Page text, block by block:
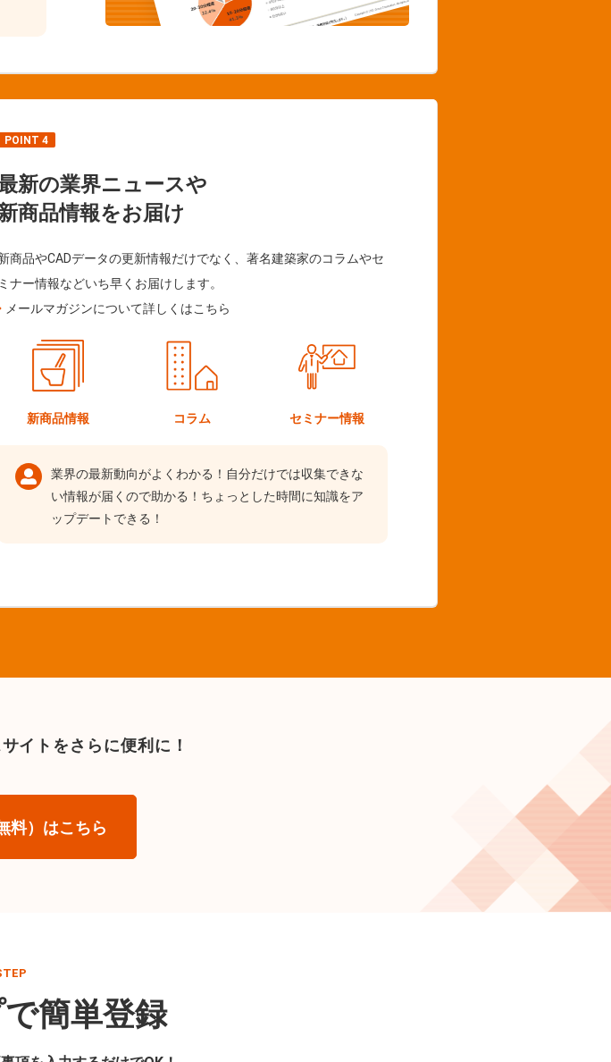
POINT 4
新の業界ニュースや
商品情報をお届け
商品やCADデータの更新情報だけでなく、著名建築家のコラムやセ
ミナー情報などいち早くお届けします。
メールマガジンについて詳しくはこちら
新商品情報 コラム セミナー情報
業界の最新動向がよくわかる！自分だけでは収集できな
い情報が届くので助かる！ちょっとした時間に知識をア
ップデートできる！
イトをさらに便利に！
料）はこちら
簡単登録